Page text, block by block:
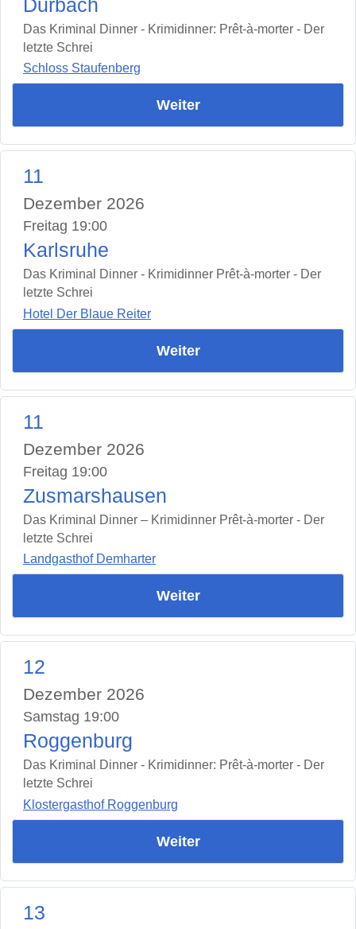
Durbach
Das Kriminal Dinner - Krimidinner: Prêt-à-morter - Der
letzte Schrei
Schloss Staufenberg
Weiter
11
Dezember 2026
Freitag 19:00
Karlsruhe
Das Kriminal Dinner - Krimidinner Prêt-à-morter - Der
letzte Schrei
Hotel Der Blaue Reiter
Weiter
11
Dezember 2026
Freitag 19:00
Zusmarshausen
Das Kriminal Dinner – Krimidinner Prêt-à-morter - Der
letzte Schrei
Landgasthof Demharter
Weiter
12
Dezember 2026
Samstag 19:00
Roggenburg
Das Kriminal Dinner - Krimidinner: Prêt-à-morter - Der
letzte Schrei
Klostergasthof Roggenburg
Weiter
13